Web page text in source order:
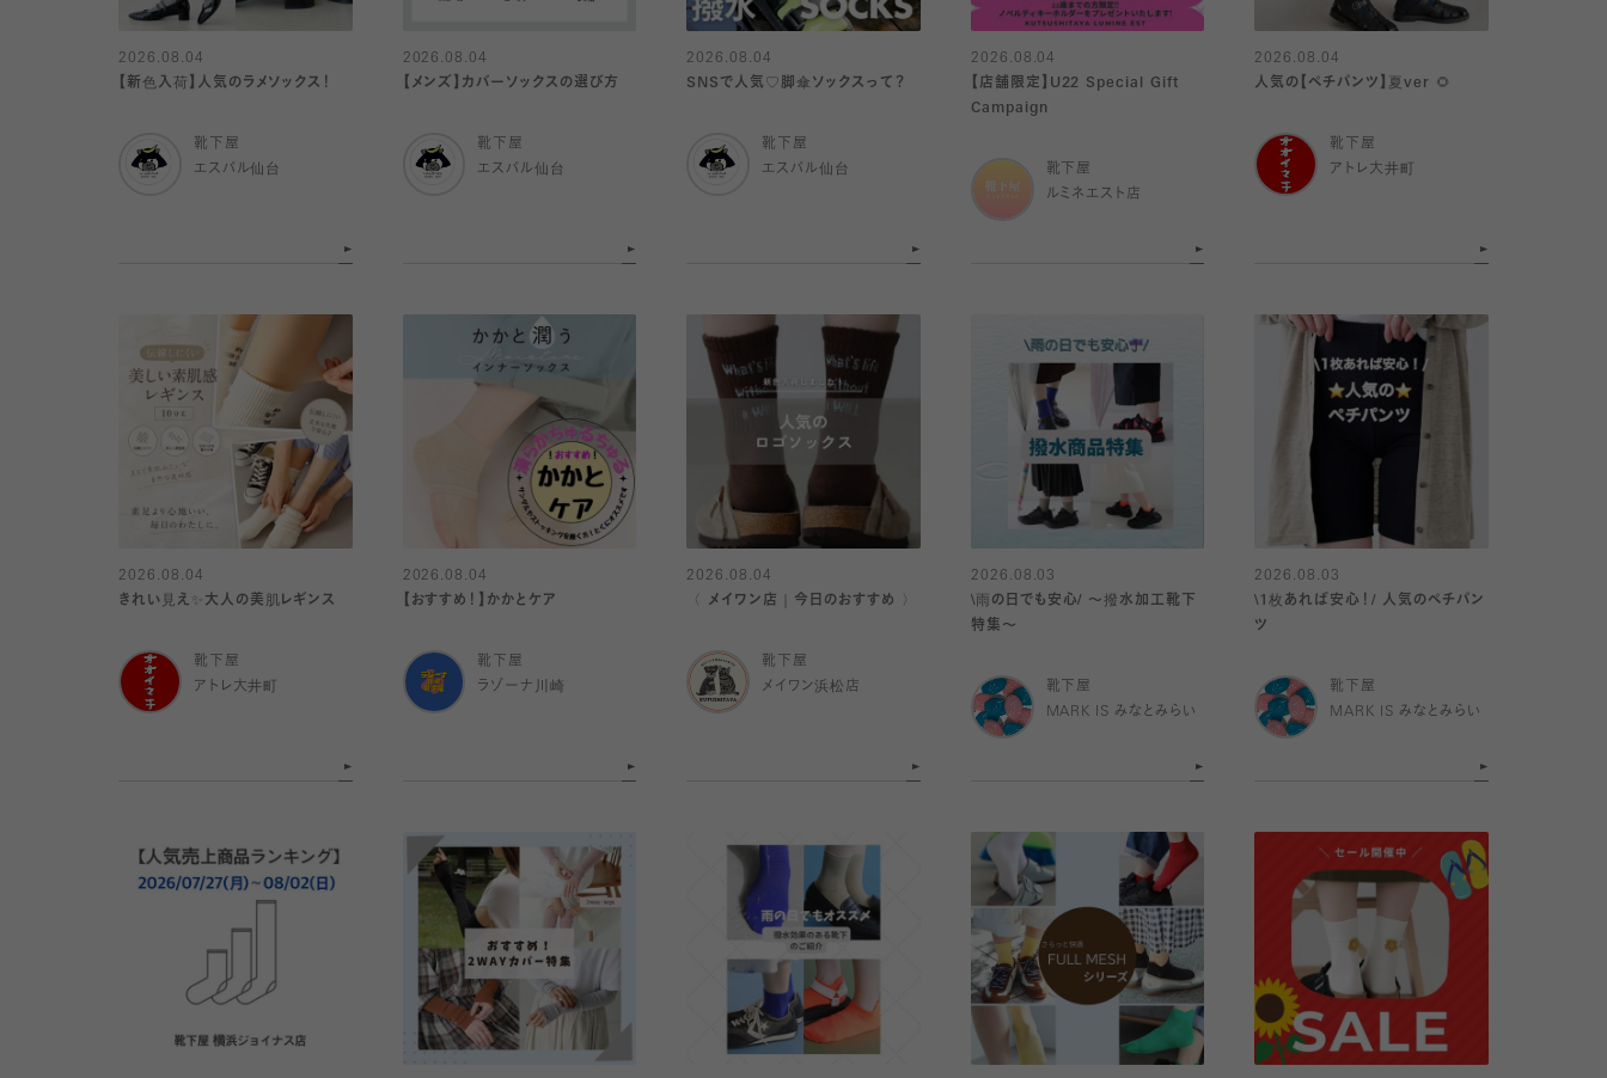
2026.08.04
【新色入荷】人気のラメソックス！
靴下屋
エスパル仙台
2026.08.04
【メンズ】カバーソックスの選び方
靴下屋
エスパル仙台
2026.08.04
SNSで人気♡脚傘ソックスって？
靴下屋
エスパル仙台
2026.08.04
【店舗限定】U22 Special Gift
Campaign
靴下屋
ルミネエスト店
2026.08.04
人気の【ペチパンツ】夏ver 🌻
靴下屋
アトレ大井町
2026.08.04
きれい見え✨大人の美肌レギンス
靴下屋
アトレ大井町
2026.08.04
【おすすめ！】かかとケア
靴下屋
ラゾーナ川崎
2026.08.04
〈 メイワン店｜今日のおすすめ 〉
靴下屋
メイワン浜松店
2026.08.03
\雨の日でも安心/ 〜撥水加工靴下
特集〜
靴下屋
MARK IS みなとみらい
2026.08.03
\1枚あれば安心！/ 人気のペチパン
ツ
靴下屋
MARK IS みなとみらい